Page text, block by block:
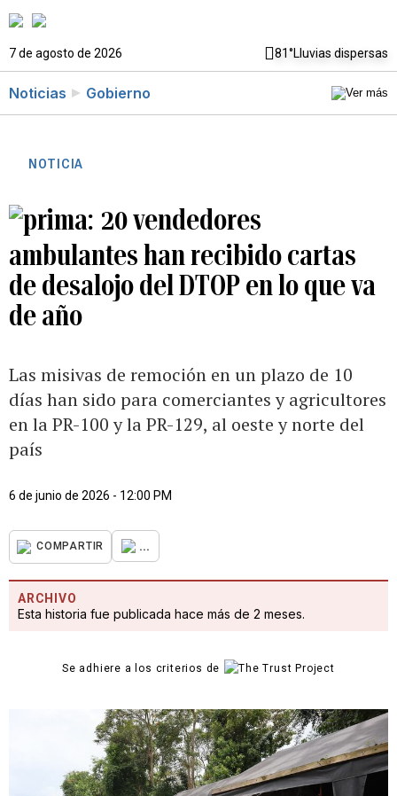
7 de agosto de 2026 81°Lluvias dispersas
Noticias Gobierno
NOTICIA
20 vendedores
ambulantes han recibido cartas
de desalojo del DTOP en lo que va
de año
Las misivas de remoción en un plazo de 10
días han sido para comerciantes y agricultores
en la PR-100 y la PR-129, al oeste y norte del
país
6 de junio de 2026 - 12:00 PM
COMPARTIR ...
ARCHIVO
Esta historia fue publicada hace más de 2 meses.
Se adhiere a los criterios de